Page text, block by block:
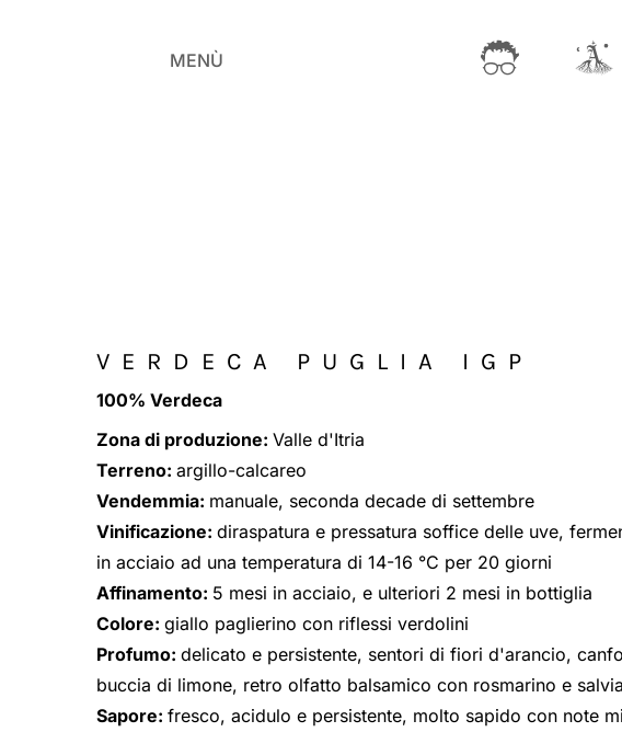
MENÙ
VERDECA PUGLIA IGP
100% Verdeca
Zona di produzione: Valle d'Itria
Terreno: argillo-calcareo
Vendemmia: manuale, seconda decade di settembre
Vinificazione: diraspatura e pressatura soffice delle uve,
in acciaio ad una temperatura di 14-16 °C per 20 giorni
Affinamento: 5 mesi in acciaio, e ulteriori 2 mesi in bottiglia
Colore: giallo paglierino con riflessi verdolini
Profumo: delicato e persistente, sentori di fiori d'arancio,
buccia di limone, retro olfatto balsamico con rosmarino e salvia
Sapore: fresco, acidulo e persistente, molto sapido con note